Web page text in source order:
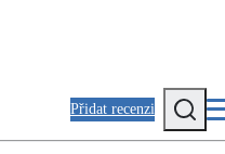
Přidat recenzi